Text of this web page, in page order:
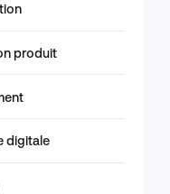
produit
digitale